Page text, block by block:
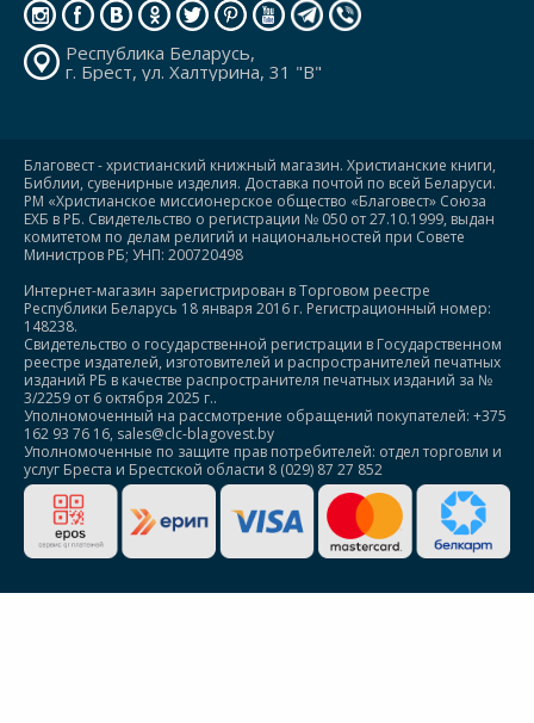
Республика Беларусь,
г. Брест, ул. Халтурина, 31 "В"
Благовест - христианский книжный магазин. Христианские книги,
Библии, сувенирные изделия. Доставка почтой по всей Беларуси.
РМ «Христианское миссионерское общество «Благовест» Союза
ЕХБ в РБ. Свидетельство о регистрации № 050 от 27.10.1999, выдан
комитетом по делам религий и национальностей при Совете
Министров РБ; УНП: 200720498
Интернет-магазин зарегистрирован в Торговом реестре
Республики Беларусь 18 января 2016 г. Регистрационный номер:
148238.
Свидетельство о государственной регистрации в Государственном
реестре издателей, изготовителей и распространителей печатных
изданий РБ в качестве распространителя печатных изданий за №
3/2259 от 6 октября 2025 г..
Уполномоченный на рассмотрение обращений покупателей: +375
162 93 76 16, sales@clc-blagovest.by
Уполномоченные по защите прав потребителей: отдел торговли и
услуг Бреста и Брестской области 8 (029) 87 27 852